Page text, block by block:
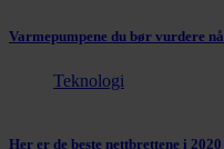
Varmepumpene du bør vurdere nå
Teknologi
Her er de beste nettbrettene i 2020